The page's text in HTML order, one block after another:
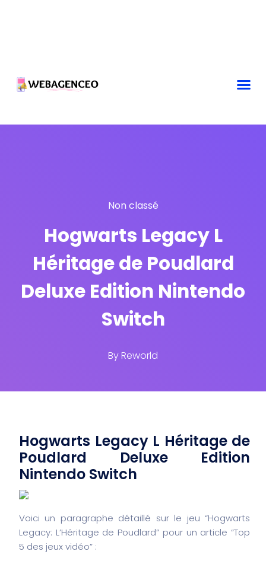
Non classé
Hogwarts Legacy L
Héritage de Poudlard
Deluxe Edition Nintendo
Switch
ByReworld
Hogwarts Legacy L Héritage de
Poudlard Deluxe Edition
Nintendo Switch
Voici un paragraphe détaillé sur le jeu “Hogwarts
Legacy: L’Héritage de Poudlard” pour un article “Top
5 des jeux vidéo” :